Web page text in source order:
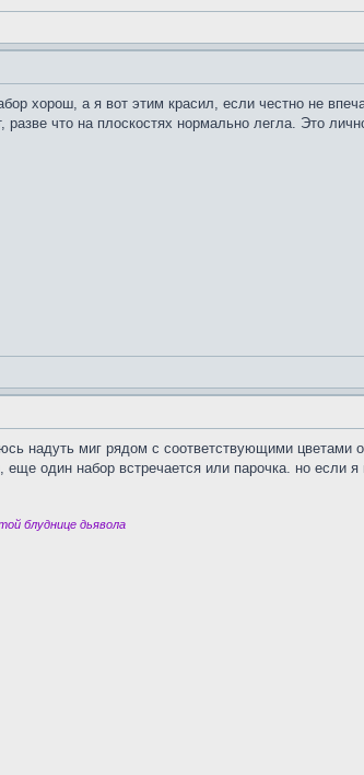
хорош, а я вот этим красил, если честно не
разве что на плоскостях нормально легла. Это
надуть миг рядом с соответствующими цветами
еще один набор встречается или парочка. но если
блуднице дьявола